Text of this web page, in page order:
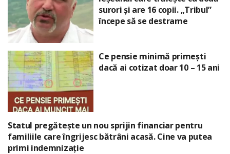
surori și are 16 copii. „Tribul”
începe să se destrame
Ce pensie minimă primești
dacă ai cotizat doar 10 – 15 ani
Statul pregătește un nou sprijin financiar pentru
familiile care îngrijesc bătrâni acasă. Cine va putea
primi indemnizație